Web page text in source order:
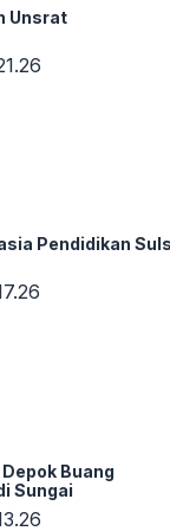
Komisi
mantan Menteri
dimintai
haji.
dua minggu lalu,
Jokowi ini
Unsrat
Pendidikan
Buang
Sungai